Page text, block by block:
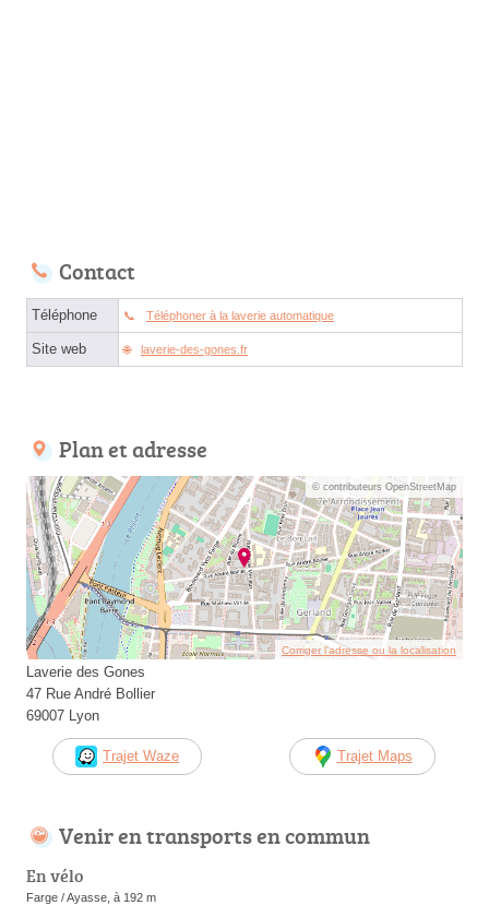
Contact
Téléphone Téléphoner à la laverie automatique
Site web laverie-des-gones.fr
Plan et adresse
© contributeurs OpenStreetMap
Corriger l’adresse ou la localisation
Laverie des Gones
47 Rue André Bollier
69007 Lyon
Trajet Waze Trajet Maps
Venir en transports en commun
En vélo
Farge / Ayasse, à 192 m